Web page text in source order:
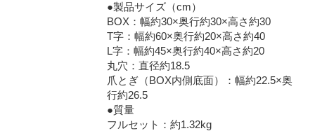
●製品サイズ（cm）
BOX：幅約30×奥行約30×高さ約30
T字：幅約60×奥行約20×高さ約40
L字：幅約45×奥行約40×高さ約20
丸穴：直径約18.5
爪とぎ（BOX内側底面）：幅約22.5×奥
行約26.5
●質量
フルセット：約1.32kg